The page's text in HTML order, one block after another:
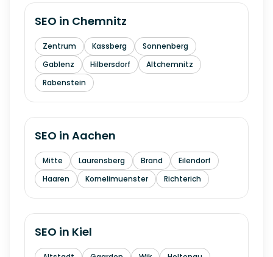
SEO in Chemnitz
Zentrum Kassberg
Sonnenberg
Gablenz
Hilbersdorf
Altchemnitz
Rabenstein
SEO in Aachen
Mitte Laurensberg Brand
Eilendorf
Haaren
Kornelimuenster Richterich
SEO in Kiel